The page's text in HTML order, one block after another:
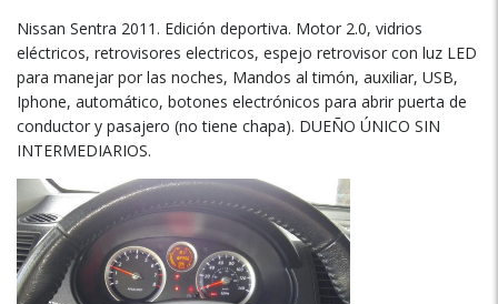
Nissan Sentra 2011. Edición deportiva. Motor 2.0, vidrios
eléctricos, retrovisores electricos, espejo retrovisor con luz LED
para manejar por las noches, Mandos al timón, auxiliar, USB,
Iphone, automático, botones electrónicos para abrir puerta de
conductor y pasajero (no tiene chapa). DUEÑO ÚNICO SIN
INTERMEDIARIOS.